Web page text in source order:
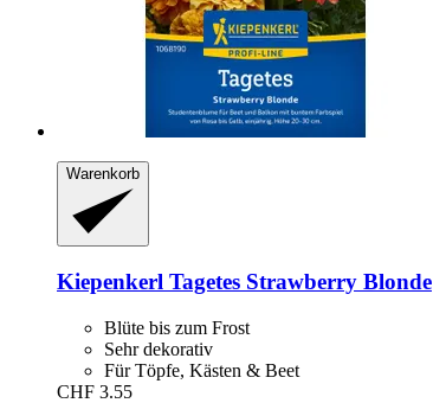
Warenkorb
Kiepenkerl Tagetes Strawberry Blonde
Blüte bis zum Frost
Sehr dekorativ
Für Töpfe, Kästen & Beet
CHF 3.55